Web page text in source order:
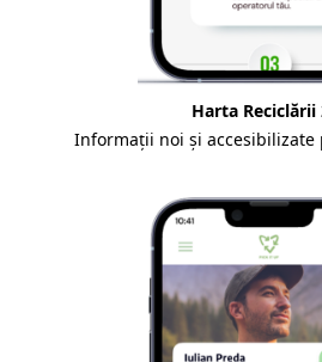
Harta Reciclării
Informații noi și accesibilizate